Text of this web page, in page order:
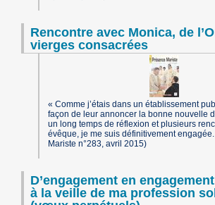
Rencontre avec Monica, de
vierges consacrées
« Comme j’étais dans un établissement
façon de leur annoncer la bonne nouvelle
un long temps de réflexion et plusieurs
évêque, je me suis définitivement
Mariste n°283, avril 2015)
D’engagement en
à la veille de ma profession